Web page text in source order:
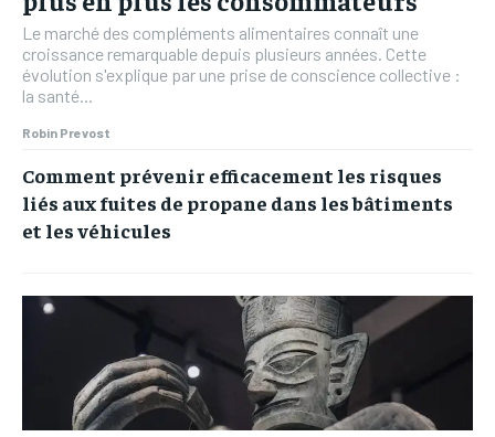
Le marché des compléments alimentaires connaît une
croissance remarquable depuis plusieurs années. Cette
évolution s'explique par une prise de conscience collective :
la santé...
Robin Prevost
Comment prévenir efficacement les risques
liés aux fuites de propane dans les bâtiments
et les véhicules